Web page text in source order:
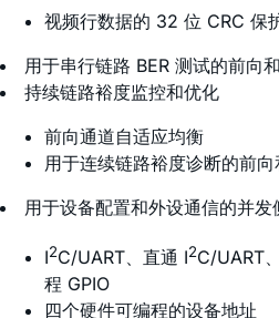
视频行数据的 32 位 CRC 保
用于串行链路 BER 测试的前向
持续链路裕度监控和优化
前向通道自适应均衡
用于连续链路裕度诊断的前
用于设备配置和外设通信的并发
I2C/UART、直通 I2C/UART
程 GPIO
四个硬件可编程的设备地址